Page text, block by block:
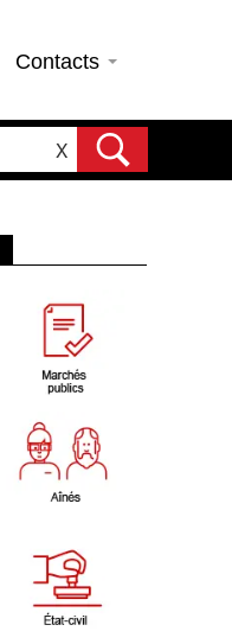
Contacts
X